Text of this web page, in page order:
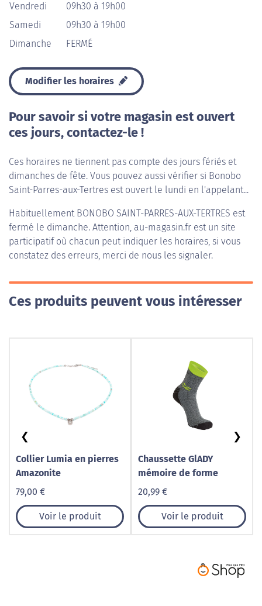
Vendredi
09h30 à 19h00
Samedi
09h30 à 19h00
Dimanche
FERMÉ
Modifier les horaires
Pour savoir si votre magasin est ouvert
ces jours, contactez-le !
Ces horaires ne tiennent pas compte des jours fériés et
dimanches de fête. Vous pouvez aussi vérifier si Bonobo
Saint-Parres-aux-Tertres est ouvert le lundi en l'appelant...
Habituellement BONOBO SAINT-PARRES-AUX-TERTRES est
fermé le dimanche. Attention, au-magasin.fr est un site
participatif où chacun peut indiquer les horaires, si vous
constatez des erreurs, merci de nous les signaler.
Ces produits peuvent vous intéresser
Collier Lumia en pierres
Amazonite
79,00 €
Voir le produit
Chaussette GlADY
mémoire de forme
20,99 €
Voir le produit
❮ ❯